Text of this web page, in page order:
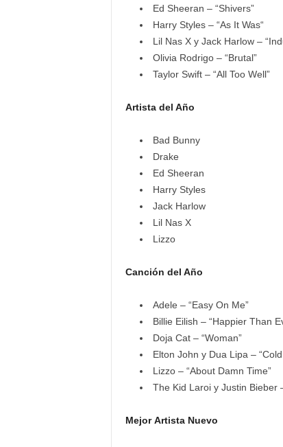
Ed Sheeran – “Shivers”
Harry Styles – “As It Was“
Lil Nas X y Jack Harlow –
Olivia Rodrigo – “Brutal”
Taylor Swift – “All Too Well”
Artista del Año
Bad Bunny
Drake
Ed Sheeran
Harry Styles
Jack Harlow
Lil Nas X
Lizzo
Canción del Año
Adele – “Easy On Me”
Billie Eilish – “Happier Than
Doja Cat – “Woman”
Elton John y Dua Lipa –
Lizzo – “About Damn Time”
The Kid Laroi y Justin Bieber
Mejor Artista Nuevo